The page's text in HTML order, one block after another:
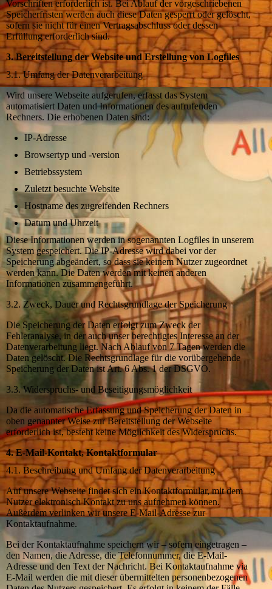
Vorschriften erforderlich ist. Bei Ablauf der vorgeschriebenen
Speicherfristen werden auch diese Daten gesperrt oder gelöscht,
sofern sie nicht für einen Vertragsabschluss oder dessen
Erfüllung erforderlich sind.
3. Bereitstellung der Website und Erstellung von Logfiles
3.1. Umfang der Datenverarbeitung
Wird unsere Webseite aufgerufen, erfasst das System
automatisiert Daten und Informationen des aufrufenden
Rechners. Die erhobenen Daten sind:
IP-Adresse
Browsertyp und -version
Betriebssystem
Zuletzt besuchte Website
Hostname des zugreifenden Rechners
Datum und Uhrzeit
Diese Informationen werden in sogenannten Logfiles in unserem
System gespeichert. Die IP-Adresse wird dabei vor der
Speicherung abgeändert, so dass sie keinem Nutzer zugeordnet
werden kann. Die Daten werden mit keinen anderen
Informationen zusammengeführt.
3.2. Zweck, Dauer und Rechtsgrundlage der Speicherung
Die Speicherung der Daten erfolgt zum Zweck der
Fehleranalyse, in der auch unser berechtigtes Interesse an der
Datenverarbeitung liegt. Nach Ablauf von 7 Tagen werden die
Daten gelöscht. Die Rechtsgrundlage für die vorübergehende
Speicherung der Daten ist Art. 6 Abs. 1 der DSGVO.
3.3. Widerspruchs- und Beseitigungsmöglichkeit
Da die automatische Erfassung und Speicherung der Daten in
oben genannter Weise zur Bereitstellung der Webseite
erforderlich ist, besteht keine Möglichkeit des Widerspruchs.
4. E-Mail-Kontakt, Kontaktformular
4.1. Beschreibung und Umfang der Datenverarbeitung
Auf unsere Webseite findet sich ein Kontaktformular, mit dem
Nutzer elektronisch Kontakt zu uns aufnehmen können.
Außerdem verlinken wir unsere E-Mail-Adresse zur
Kontaktaufnahme.
Bei der Kontaktaufnahme speichern wir – sofern eingetragen –
den Namen, die Adresse, die Telefonnummer, die E-Mail-
Adresse und den Text der Nachricht. Bei Kontaktaufnahme via
E-Mail werden die mit dieser übermittelten personenbezogenen